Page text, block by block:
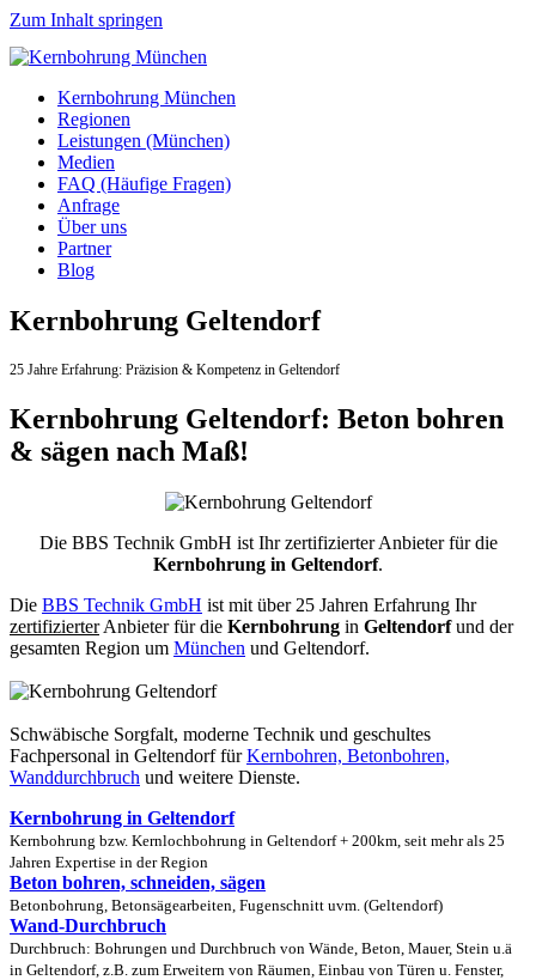
Zum Inhalt springen
Kernbohrung München
Regionen
Leistungen (München)
Medien
FAQ (Häufige Fragen)
Anfrage
Über uns
Partner
Blog
Kernbohrung Geltendorf
25 Jahre Erfahrung: Präzision & Kompetenz in Geltendorf
Kernbohrung Geltendorf: Beton bohren
& sägen nach Maß!
Die BBS Technik GmbH ist Ihr zertifizierter Anbieter für die
Kernbohrung in Geltendorf.
Die BBS Technik GmbH ist mit über 25 Jahren Erfahrung Ihr
zertifizierterAnbieter für die Kernbohrung in Geltendorfund der
gesamten Region um München und Geltendorf.
Schwäbische Sorgfalt, moderne Technik und geschultes
Fachpersonal in Geltendorf fürKernbohren, Betonbohren,
Wanddurchbruch und weitere Dienste.
Kernbohrung in Geltendorf
Kernbohrung bzw. Kernlochbohrung in Geltendorf + 200km, seit mehr als 25
Jahren Expertise in der Region
Beton bohren, schneiden, sägen
Betonbohrung, Betonsägearbeiten, Fugenschnitt uvm. (Geltendorf)
Wand-Durchbruch
Durchbruch: Bohrungen und Durchbruch von Wände, Beton, Mauer, Stein u.ä
in Geltendorf, z.B. zum Erweitern von Räumen, Einbau von Türen u. Fenster,